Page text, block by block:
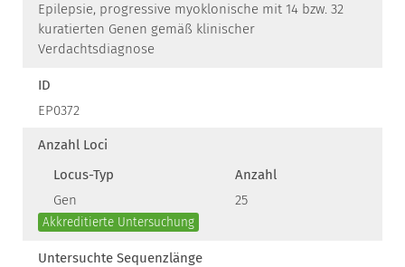
Epilepsie, progressive myoklonische mit 14 bzw. 32
kuratierten Genen gemäß klinischer
Verdachtsdiagnose
ID
EP0372
Anzahl Loci
Locus-Typ
Anzahl
Gen
25
Akkreditierte Untersuchung
Untersuchte Sequenzlänge